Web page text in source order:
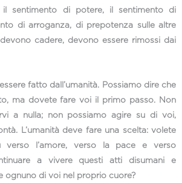
sentimento di potere, il sentimento di
di arroganza, di prepotenza sulle altre
cadere, devono essere rimossi dai
fatto dall’umanità. Possiamo dire che
ma dovete fare voi il primo passo. Non
a nulla; non possiamo agire su di voi,
L’umanità deve fare una scelta: volete
verso l’amore, verso la pace e verso
a vivere questi atti disumani e
ognuno di voi nel proprio cuore?